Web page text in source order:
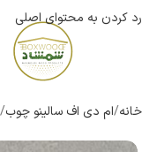
رد کردن به محتوای اصلی
خانه ام دی اف سالینو چوب